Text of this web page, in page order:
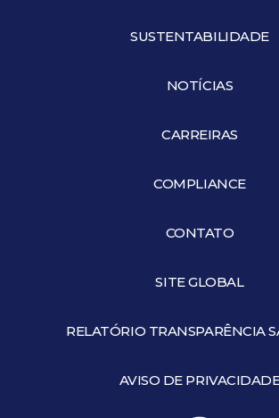
SUSTENTABILIDADE
NOTÍCIAS
CARREIRAS
COMPLIANCE
CONTATO
SITE GLOBAL
RELATÓRIO TRANSPARÊNCIA
AVISO DE